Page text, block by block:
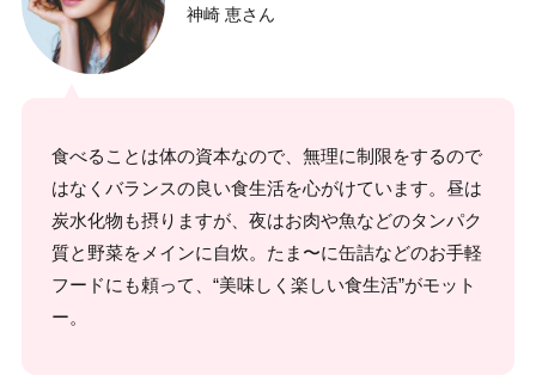
神崎 恵さん
食べることは体の資本なので、無理に制限をするので
はなくバランスの良い食生活を心がけています。昼は
炭水化物も摂りますが、夜はお肉や魚などのタンパク
質と野菜をメインに自炊。たま〜に缶詰などのお手軽
フードにも頼って、“美味しく楽しい食生活”がモット
ー。